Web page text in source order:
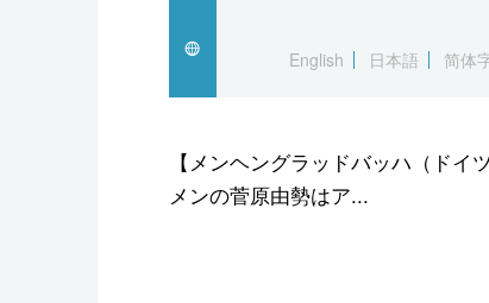
スポーツ・東京2020English
日本語 简体
【メンヘングラッドバッハ（ド
メンの菅原由勢はア...